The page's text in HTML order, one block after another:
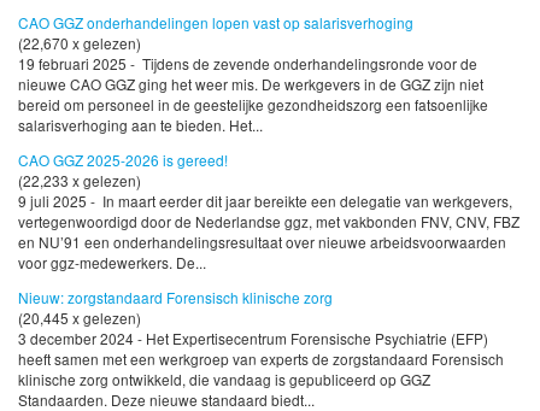
CAO GGZ onderhandelingen lopen vast op salarisverhoging
(22,670 x gelezen)
19 februari 2025 - Tijdens de zevende onderhandelingsronde voor de
nieuwe CAO GGZ ging het weer mis. De werkgevers in de GGZ zijn niet
bereid om personeel in de geestelijke gezondheidszorg een fatsoenlijke
salarisverhoging aan te bieden. Het...
CAO GGZ 2025-2026 is gereed!
(22,233 x gelezen)
9 juli 2025 - In maart eerder dit jaar bereikte een delegatie van werkgevers,
vertegenwoordigd door de Nederlandse ggz, met vakbonden FNV, CNV, FBZ
en NU’91 een onderhandelingsresultaat over nieuwe arbeidsvoorwaarden
voor ggz-medewerkers. De...
Nieuw: zorgstandaard Forensisch klinische zorg
(20,445 x gelezen)
3 december 2024 - Het Expertisecentrum Forensische Psychiatrie (EFP)
heeft samen met een werkgroep van experts de zorgstandaard Forensisch
klinische zorg ontwikkeld, die vandaag is gepubliceerd op GGZ
Standaarden. Deze nieuwe standaard biedt...